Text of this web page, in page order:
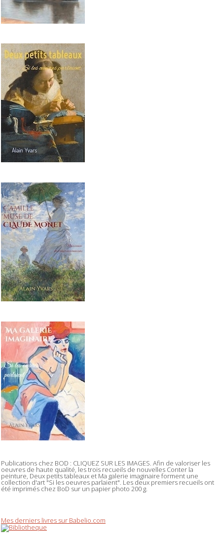
Publications chez BOD : CLIQUEZ SUR LES IMAGES. Afin de valoriser les
oeuvres de haute qualité, les trois recueils de nouvelles Conter la
peinture, Deux petits tableaux et Ma galerie imaginaire forment une
collection d'art "Si les oeuvres parlaient". Les deux premiers recueils ont
été imprimés chez BoD sur un papier photo 200 g.
Mes derniers livres sur Babelio.com